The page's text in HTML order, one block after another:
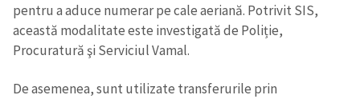
pentru a aduce numerar pe cale aeriană. Potrivit SIS,
această modalitate este investigată de Poliție,
Procuratură şi Serviciul Vamal.
De asemenea, sunt utilizate transferurile prin